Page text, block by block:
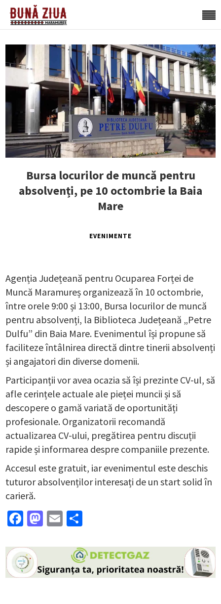
Bursa locurilor de muncă pentru
absolvenți, pe 10 octombrie la Baia
Mare
EVENIMENTE
Agenția Județeană pentru Ocuparea Forței de
Muncă Maramureș organizează în 10 octombrie,
între orele 9:00 și 13:00, Bursa locurilor de muncă
pentru absolvenți, la Biblioteca Județeană „Petre
Dulfu” din Baia Mare. Evenimentul își propune să
faciliteze întâlnirea directă dintre tinerii absolvenți
și angajatori din diverse domenii.
Participanții vor avea ocazia să își prezinte CV-ul, să
afle cerințele actuale ale pieței muncii și să
descopere o gamă variată de oportunități
profesionale. Organizatorii recomandă
actualizarea CV-ului, pregătirea pentru discuții
rapide și informarea despre companiile prezente.
Accesul este gratuit, iar evenimentul este deschis
tuturor absolvenților interesați de un start solid în
carieră.
Facebook
Mastodon
Email